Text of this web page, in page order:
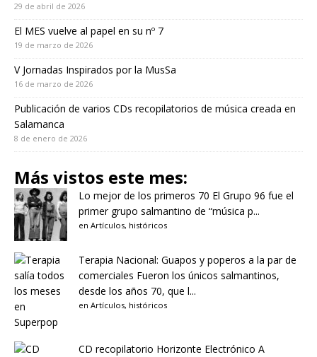
29 de abril de 2026
El MES vuelve al papel en su nº 7
19 de marzo de 2026
V Jornadas Inspirados por la MusSa
16 de marzo de 2026
Publicación de varios CDs recopilatorios de música creada en
Salamanca
8 de enero de 2026
Más vistos este mes:
Lo mejor de los primeros 70 El Grupo 96 fue el
primer grupo salmantino de “música p...
en Artículos, históricos
Terapia Nacional: Guapos y poperos a la par de
comerciales Fueron los únicos salmantinos,
desde los años 70, que l...
en Artículos, históricos
CD recopilatorio Horizonte Electrónico A